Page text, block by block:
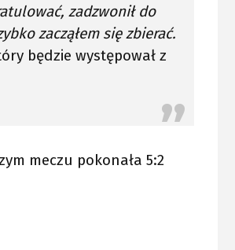
zadzwonił do
zacząłem się zbierać.
będzie występował z
meczu pokonała 5:2